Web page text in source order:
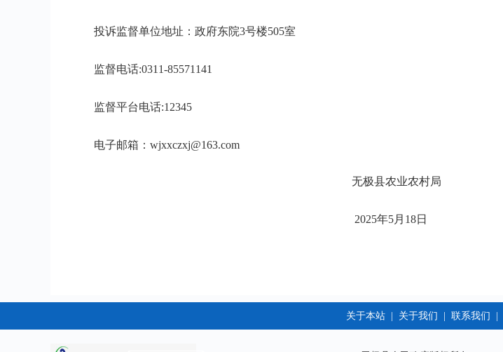
投诉监督单位地址：政府东院3号楼505室
监督电话:0311-85571141
监督平台电话:12345
电子邮箱：wjxxczxj@163.com
无极县农业农村局
2025年5月18日